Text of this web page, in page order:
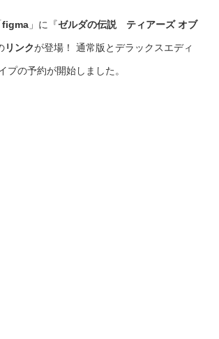
figma」に『ゼルダの伝説 ティアーズ オブ
リンクが登場！ 通常版とデラックスエディ
プの予約が開始しました。